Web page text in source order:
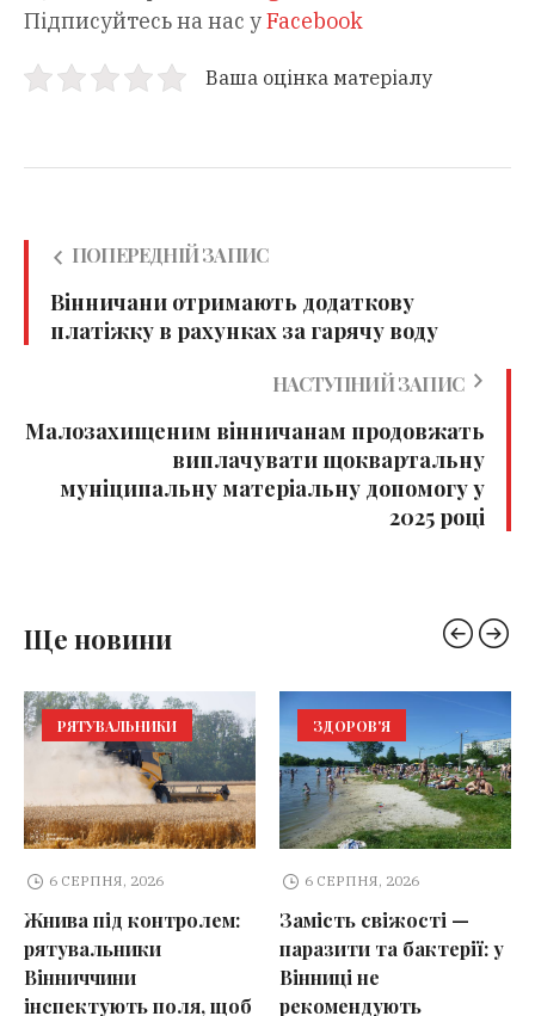
Підписуйтесь на нас уFacebook
Ваша оцінка матеріалу
ПОПЕРЕДНІЙ ЗАПИС
Вінничани отримають додаткову
платіжку в рахунках за гарячу воду
НАСТУПНИЙ ЗАПИС
Малозахищеним вінничанам продовжать
виплачувати щоквартальну
муніципальну матеріальну допомогу у
2025 році
Ще новини
РЯТУВАЛЬНИКИ
6 СЕРПНЯ, 2026
Жнива під контролем:
рятувальники
Вінниччини
інспектують поля, щоб
ЗДОРОВ'Я
6 СЕРПНЯ, 2026
Замість свіжості —
паразити та бактерії: у
Вінниці не
рекомендують